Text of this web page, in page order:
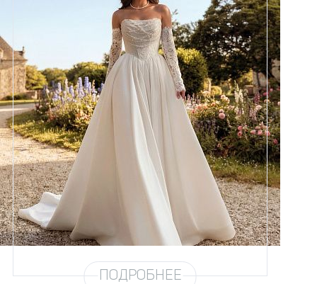
Размеры
42, 44, 46, 48, 50, 52, 54, 56,
Цвет
Айвори
Силуэт
Пышный
Кружево
Жемчуг
Юбка
Атлас плотный 4,5 метра +
Шлейф
Возможен
ПОДРОБНЕЕ